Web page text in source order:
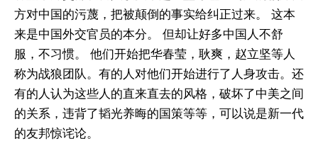
方对中国的污蔑，把被颠倒的事实给纠正过来。 这本
来是中国外交官员的本分。 但却让好多中国人不舒
服，不习惯。 他们开始把华春莹，耿爽，赵立坚等人
称为战狼团队。有的人对他们开始进行了人身攻击。还
有的人认为这些人的直来直去的风格，破坏了中美之间
的关系，违背了韬光养晦的国策等等，可以说是新一代
的友邦惊诧论。